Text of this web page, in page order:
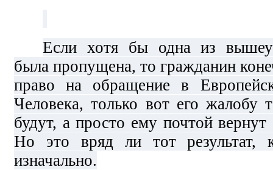
Если хотя бы одна из
была пропущена, то гражданин
право на обращение в
Человека, только вот его жалобу
будут, а просто ему почтой вернут
Но это вряд ли тот результат,
изначально.